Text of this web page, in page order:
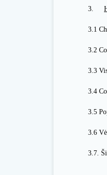
3.
3.1
3.2
3.3
3.4
3.5
3.6
3.7.